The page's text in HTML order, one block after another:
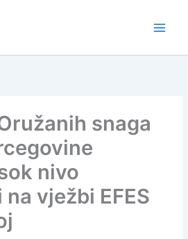
snaga
nivo
vježbi EFES